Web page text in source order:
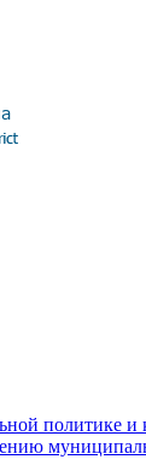
политике и